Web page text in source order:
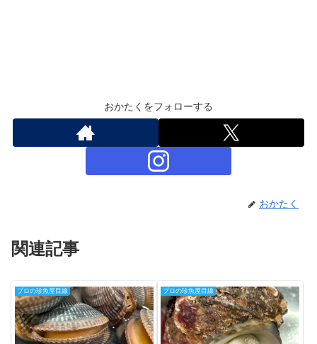
おかたくをフォローする
おかたく
関連記事
プロの珍魚屋目線 プロの珍魚屋目線